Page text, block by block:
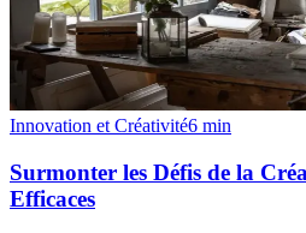
Innovation et Créativité6 min
Surmonter les Défis de la
Efficaces